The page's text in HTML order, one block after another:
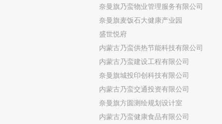
奈曼旗乃蛮物业管理服务有限公司
奈曼旗麦饭石大健康产业园
盛世悦府
内蒙古乃蛮供热节能科技有限公司
内蒙古乃蛮建设工程有限公司
奈曼旗城投印创科技有限公司
内蒙古乃蛮交通投资有限公司
奈曼旗方圆测绘规划设计室
内蒙古乃蛮健康食品有限公司